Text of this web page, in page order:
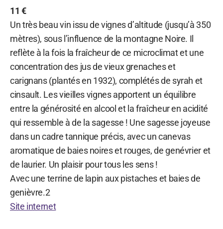
11 €
Un très beau vin issu de vignes d’altitude (jusqu’à 350
mètres), sous l’influence de la montagne Noire. Il
reflète à la fois la fraîcheur de ce microclimat et une
concentration des jus de vieux grenaches et
carignans (plantés en 1932), complétés de syrah et
cinsault. Les vieilles vignes apportent un équilibre
entre la générosité en alcool et la fraîcheur en acidité
qui ressemble à de la sagesse ! Une sagesse joyeuse
dans un cadre tannique précis, avec un canevas
aromatique de baies noires et rouges, de genévrier et
de laurier. Un plaisir pour tous les sens !
Avec une terrine de lapin aux pistaches et baies de
genièvre.2
Site internet